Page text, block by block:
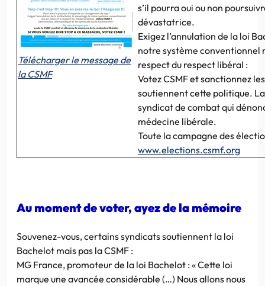
Télécharger le message de
la CSMF
s’il pourra oui ou non
dévastatrice.
Exigez l’annulation de la loi
notre système conventionnel
respect du respect libéral :
Votez CSMF et sanctionnez
soutiennent cette politique. La
syndicat de combat qui
médecine libérale.
Toute la campagne des
www.elections.csmf.org
Au moment de voter, ayez de la mémoire
Souvenez-vous, certains syndicats soutiennent la loi
Bachelot mais pas la CSMF :
MG France, promoteur de la loi Bachelot : « Cette loi
marque une avancée considérable (…) Nous allons nous